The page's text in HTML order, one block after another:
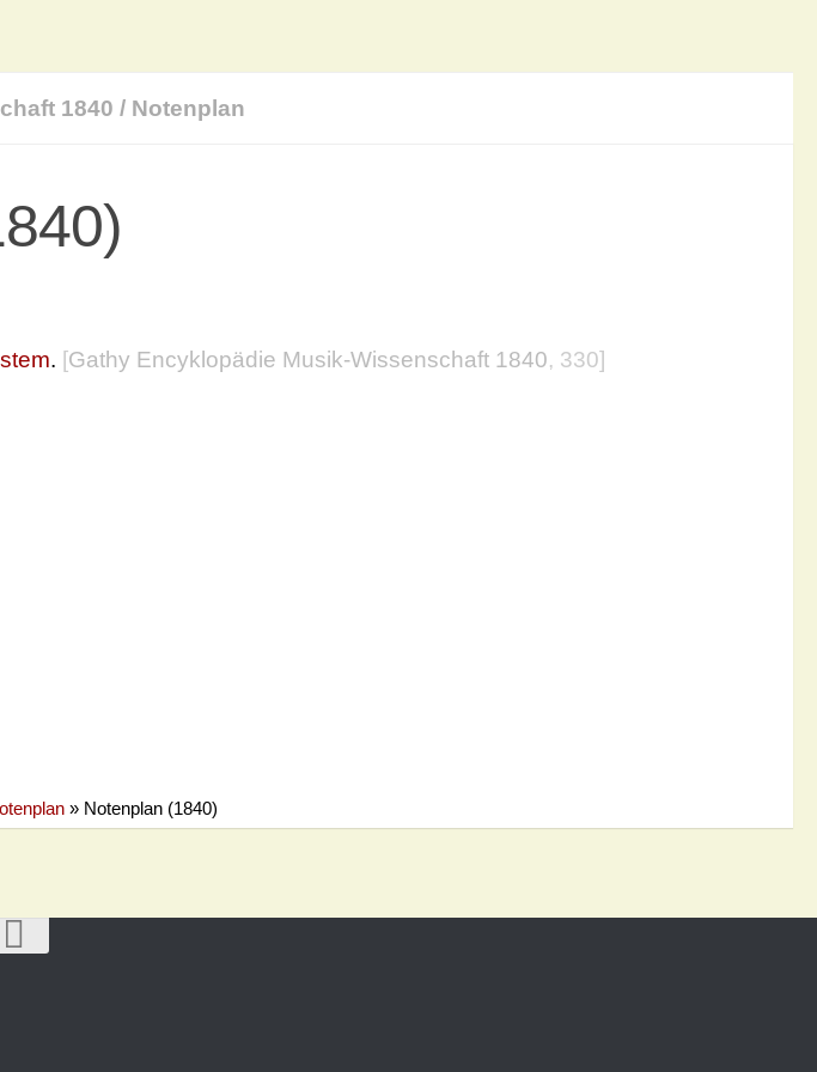
1840 / Notenplan
. [Gathy Encyklopädie Musik-Wissenschaft 1840, 330]
» Notenplan (1840)